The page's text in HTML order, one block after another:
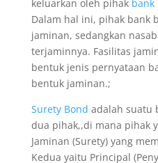
keluarkan oleh pihak bank
Dalam hal ini, pihak bank
jaminan, sedangkan
terjaminnya. Fasilitas
bentuk jenis pernyataan
bentuk jaminan.;
Surety Bond adalah suatu
dua pihak,,di mana pihak
Jaminan (Surety) yang
Kedua yaitu Principal